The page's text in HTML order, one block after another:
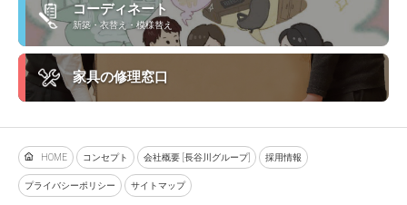
コーディネート
新築・衣替え・模様替え
家具の修理窓口
HOME コンセプト 会社概要 [長谷川グループ] 採用情報
プライバシーポリシー サイトマップ